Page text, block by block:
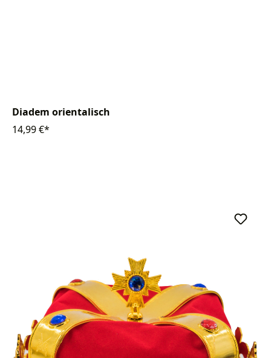
Diadem orientalisch
14,99 €*